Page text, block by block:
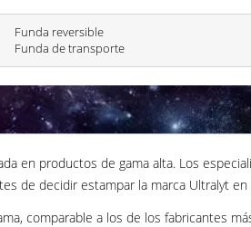
Funda reversible
Funda de transporte
en productos de gama alta. Los
de decidir estampar la marca Ultralyt
comparable a los de los fabricantes